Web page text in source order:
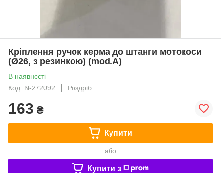
Кріплення ручок керма до штанги мотокоси
(Ø26, з резинкою) (mod.A)
В наявності
Код: N-272092
Роздріб
163 ₴
Купити
або
Купити з